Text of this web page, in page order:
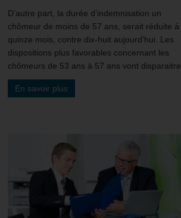
D’autre part, la durée d’indemnisation un
chômeur de moins de 57 ans, serait réduite à
quinze mois, contre dix-huit aujourd’hui. Les
dispositions plus favorables concernant les
chômeurs de 53 ans à 57 ans vont disparaitre.
En savoir plus